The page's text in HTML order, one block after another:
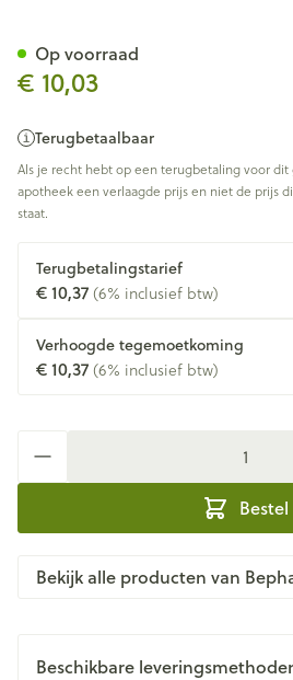
€ 10,03
Terugbetaalbaar
Als je recht hebt op een terugbetaling voor
apotheek een verlaagde prijs en niet de prijs
staat.
Terugbetalingstarief
€ 10,37 (6% inclusief btw)
Verhoogde tegemoetkoming
€ 10,37 (6% inclusief btw)
Bestel
Op voorraad
Bekijk alle producten van
Beschikbare